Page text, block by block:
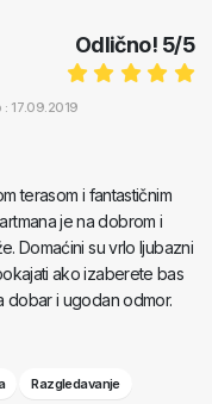
Odlično! 5/5
: 17.09.2019
terasom i fantastičnim
je na dobrom i
Domaćini su vrlo ljubazni
ako izaberete bas
dobar i ugodan odmor.
Razgledavanje